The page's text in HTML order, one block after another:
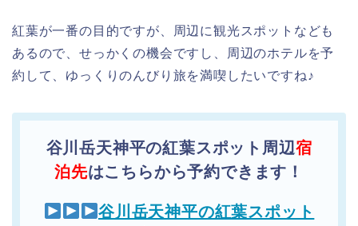
紅葉が一番の目的ですが、周辺に観光スポットなども
あるので、せっかくの機会ですし、周辺のホテルを予
約して、ゆっくりのんびり旅を満喫したいですね♪
谷川岳天神平の紅葉スポット周辺宿
泊先はこちらから予約できます！
谷川岳天神平の紅葉スポット